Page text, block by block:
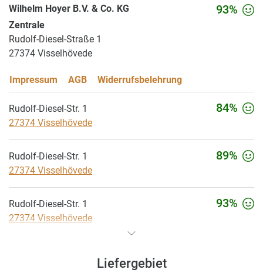
Wilhelm Hoyer B.V. & Co. KG
Zentrale
Rudolf-Diesel-Straße 1
27374 Visselhövede
Impressum AGB Widerrufsbelehrung
93%
Rudolf-Diesel-Str. 1
27374 Visselhövede
84%
Rudolf-Diesel-Str. 1
27374 Visselhövede
89%
Rudolf-Diesel-Str. 1
27374 Visselhövede
93%
Liefergebiet